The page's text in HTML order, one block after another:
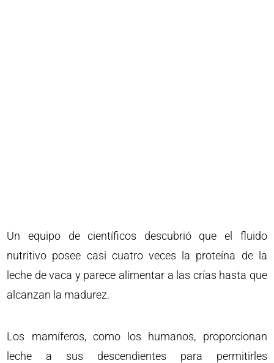
Un equipo de científicos descubrió que el fluido
nutritivo posee casi cuatro veces la proteína de la
leche de vaca y parece alimentar a las crías hasta que
alcanzan la madurez.
Los mamíferos, como los humanos, proporcionan
leche a sus descendientes para permitirles